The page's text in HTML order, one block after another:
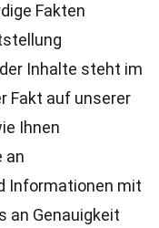
Fakten
Inhalte steht im
Fakt auf unserer
Ihnen
an
Informationen mit
an Genauigkeit